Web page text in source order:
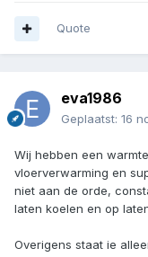
Quote
eva1986
Geplaatst: 16
Wij hebben een
vloerverwarming en
niet aan de orde,
laten koelen en op
Overigens staat ie